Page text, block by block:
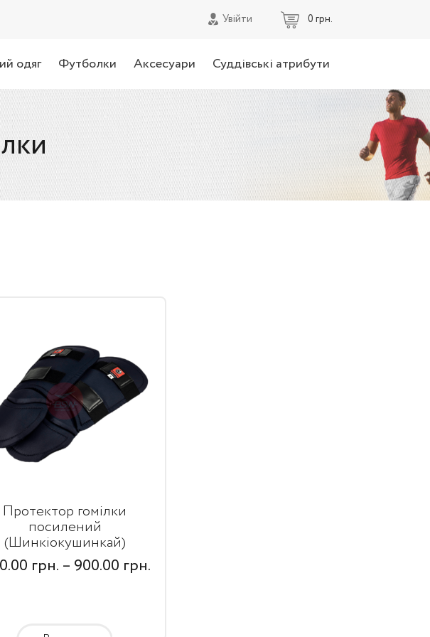
Увійти 0 грн.
одяг Футболки Аксесуари Суддівські атрибути
Протектор гомілки
посилений
(Шинкіокушинкай)
грн. – 900.00 грн.